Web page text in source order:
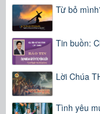
Từ bỏ
Tin buồn:
Lời Chúa
Tình yêu